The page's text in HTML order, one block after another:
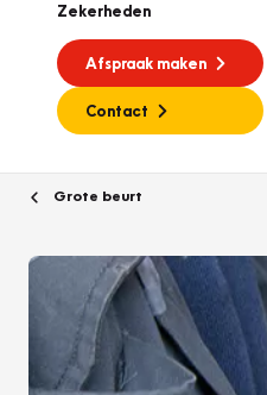
Zekerheden
Afspraak maken
Contact
Grote beurt